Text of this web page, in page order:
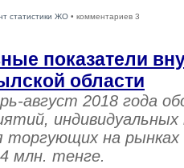
статистики ЖО • комментариев 3
показатели
области
август 2018 года
торгующих на рынках
млн. тенге.